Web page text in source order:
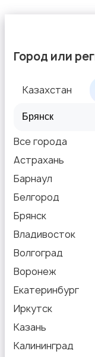
Город или
Казахстан
Все города
Астрахань
Барнаул
Белгород
Брянск
Владивосток
Волгоград
Воронеж
Екатеринбург
Иркутск
Казань
Калининград